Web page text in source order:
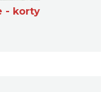
- korty